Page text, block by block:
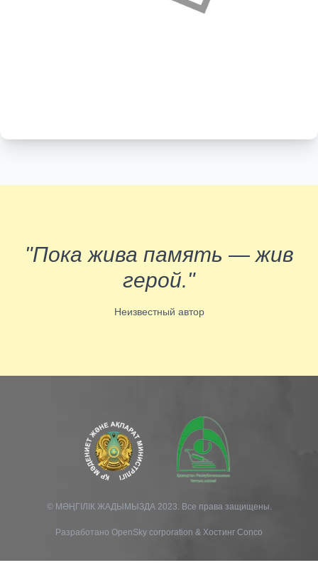
"Пока жива память — жив
герой."
Неизвестный автор
© МӘҢГІЛІК ЖАДЫМЫЗДА 2023. Все права защищены.
Разработано OpenSky corporation & Хостинг Conco